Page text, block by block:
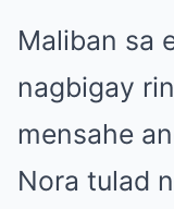
Maliban sa
nagbigay
mensahe
Nora tulad